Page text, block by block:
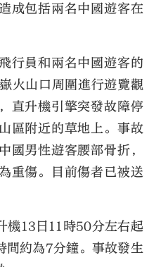
成包括兩名中國遊客在
行員和兩名中國遊客的
火山口周圍進行遊覽觀
直升機引擎突發故障停
區附近的草地上。事故
國男性遊客腰部骨折，
重傷。目前傷者已被送
機13日11時50分左右起
間約為7分鐘。事故發生